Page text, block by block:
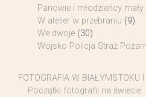
Panowie i młodzieńcy
W atelier w przebraniu (9)
We dwoje (30)
Wojsko Policja Straż
FOTOGRAFIA W BIAŁYMSTOKU I
Początki fotografii na świecie